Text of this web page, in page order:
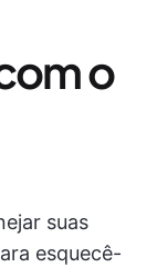
o
suas
esquecê-